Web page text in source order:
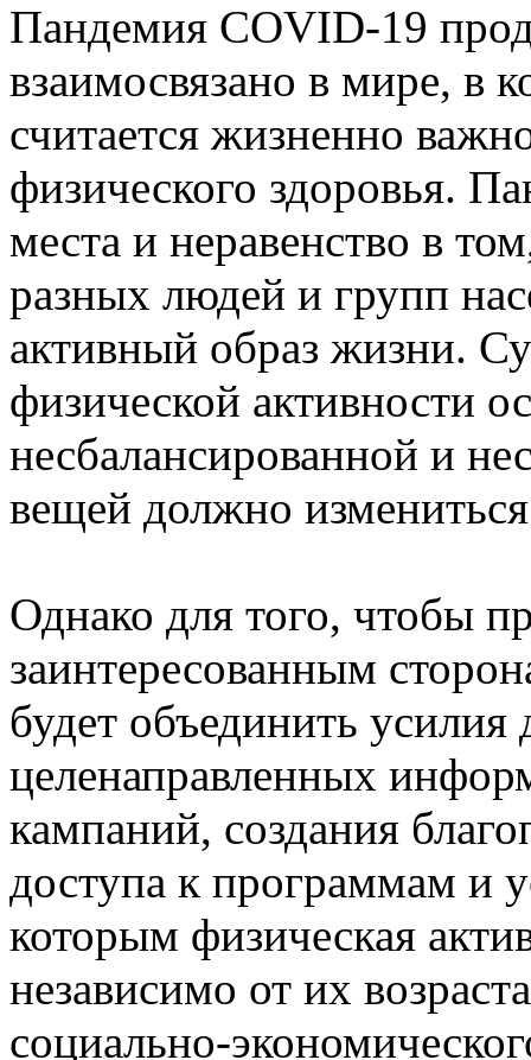
Пандемия COVID-19
взаимосвязано в мире, в
считается жизненно
физического здоровья.
места и неравенство в
разных людей и групп
активный образ жизни.
физической активности
несбалансированной и
вещей должно
Однако для того, чтобы
заинтересованным
будет объединить усилия
целенаправленных
кампаний, создания
доступа к программам и
которым физическая
независимо от их
социально-